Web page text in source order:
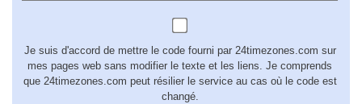
Je suis d'accord de mettre le code fourni par 24timezones.com sur
mes pages web sans modifier le texte et les liens. Je comprends
que 24timezones.com peut résilier le service au cas où le code est
changé.